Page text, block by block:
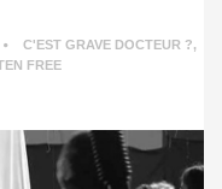
C'EST GRAVE DOCTEUR ?,
FREE